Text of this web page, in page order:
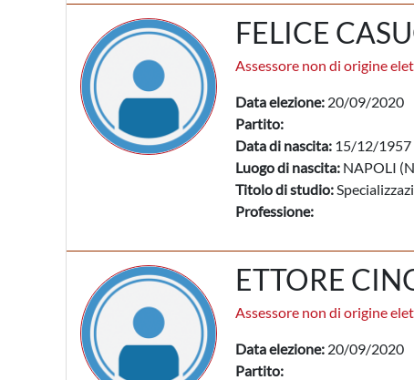
FELICE
Assessore non di origine
Data elezione: 20/09/2020
Partito:
Data di nascita: 15/12/1957
Luogo di nascita: NAPOLI
Titolo di studio:
Professione:
ETTORE
Assessore non di origine
Data elezione: 20/09/2020
Partito: